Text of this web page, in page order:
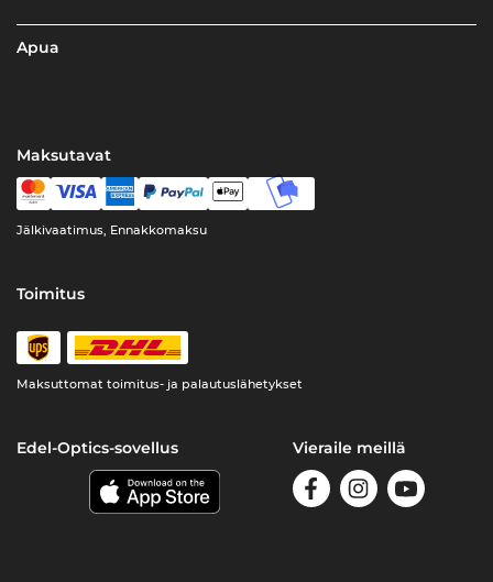
Apua
Maksutavat
Jälkivaatimus, Ennakkomaksu
Toimitus
Maksuttomat toimitus- ja palautuslähetykset
Edel-Optics-sovellus Vieraile meillä